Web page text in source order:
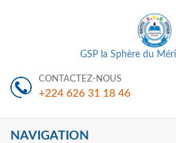
GSP la Sphère du
CONTACTEZ-NOUS
+224 626 31 18 46
NAVIGATION